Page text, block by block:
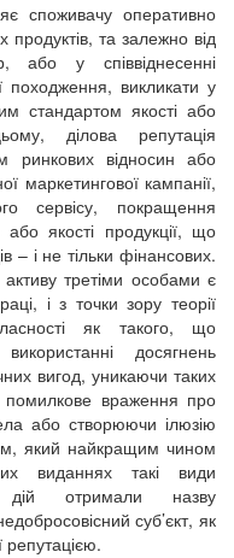
споживачу оперативно
продуктів, та залежно від
або у співвіднесенні
походження, викликати у
стандартом якості або
ділова репутація
ринкових відносин або
маркетингової кампанії,
сервісу, покращення
або якості продукції, що
– і не тільки фінансових.
третіми особами є
і з точки зору теорії
як такого, що
досягнень
вигод, уникаючи таких
враження про
або створюючи ілюзію
який найкращим чином
виданнях такі види
дій отримали назву
суб’єкт, як
репутацією.